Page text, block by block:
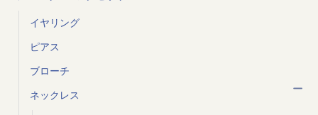
イヤリング
ピアス
ブローチ
ネックレス